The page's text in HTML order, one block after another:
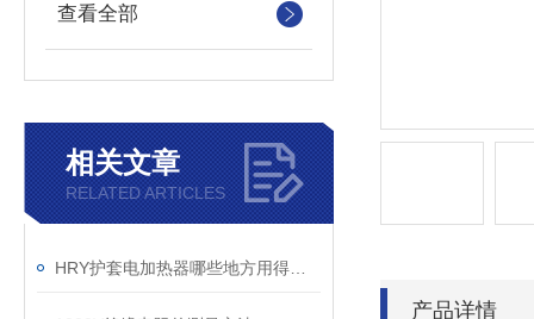
查看全部
相关文章
RELATED ARTICLES
产品详情